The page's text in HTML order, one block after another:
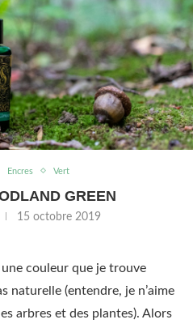
Encres Vert
GREEN
15 octobre 2019
une couleur que je trouve
naturelle (entendre, je n’aime
arbres et des plantes). Alors